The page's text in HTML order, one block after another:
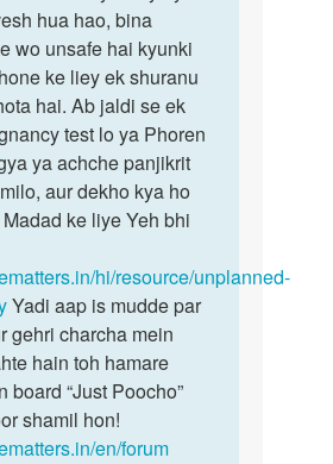
hua hao, bina
wo unsafe hai kyunki
ke liey ek shuranu
hai. Ab jaldi se ek
test lo ya Phoren
ya achche panjikrit
aur dekho kya ho
ke liye Yeh bhi
hi/resource/unplanned-
Yadi aap is mudde par
gehri charcha mein
hain toh hamare
board “Just Poocho”
shamil hon!
en/forum